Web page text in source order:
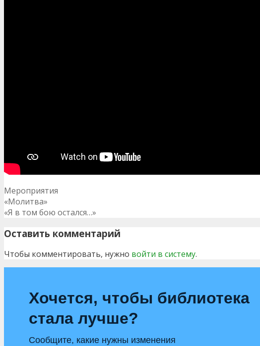
Рубрики
Мероприятия
Навигация
по
записям
«Молитва»
«Я в том бою остался…»
Оставить комментарий
Чтобы комментировать, нужно войти в систему.
Хочется, чтобы библиотека
стала лучше?
Сообщите, какие нужны изменения